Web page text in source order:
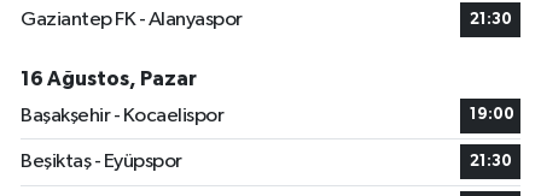
Gaziantep FK - Alanyaspor 21:30
16 Ağustos, Pazar
Başakşehir - Kocaelispor
19:00
Beşiktaş - Eyüpspor 21:30